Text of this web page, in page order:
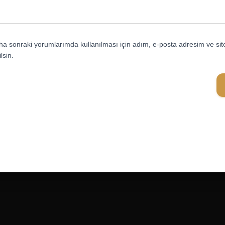
sonraki yorumlarımda kullanılması için adım, e-posta adresim ve